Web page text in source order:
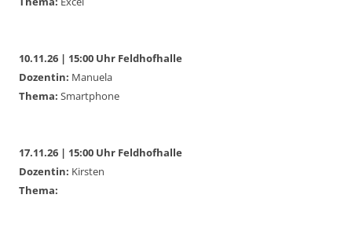
10.11.26 | 15:00 Uhr Feldhofhalle
Dozentin: Manuela
Thema: Smartphone
17.11.26 | 15:00 Uhr Feldhofhalle
Dozentin: Kirsten
Thema: